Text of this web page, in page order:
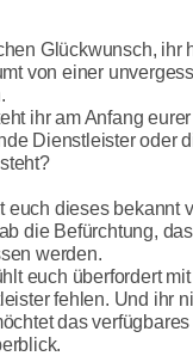
Glückwunsch, ihr
von einer
ihr am Anfang
Dienstleister oder
euch dieses bekannt
die Befürchtung,
werden.
euch überfordert
fehlen. Und ihr
das